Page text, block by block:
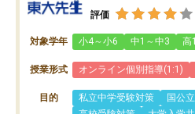
評価
対象学年 小4～小6 中1～中3 高
授業形式 オンライン個別指導(1:1)
目的 私立中学受験対策
国公